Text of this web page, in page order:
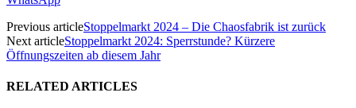
Previous articleStoppelmarkt 2024 – Die Chaosfabrik ist zurück
Next articleStoppelmarkt 2024: Sperrstunde? Kürzere
Öffnungszeiten ab diesem Jahr
RELATED ARTICLES